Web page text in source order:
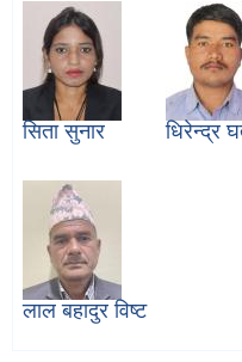
सिता सुनार धिरेन्द्र
लाल बहादुर विष्ट